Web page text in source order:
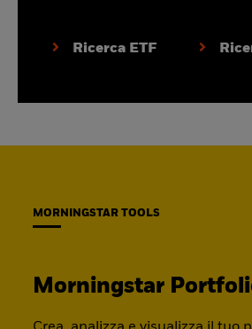
Ricerca ETF
MORNINGSTAR TOOLS
Morningstar